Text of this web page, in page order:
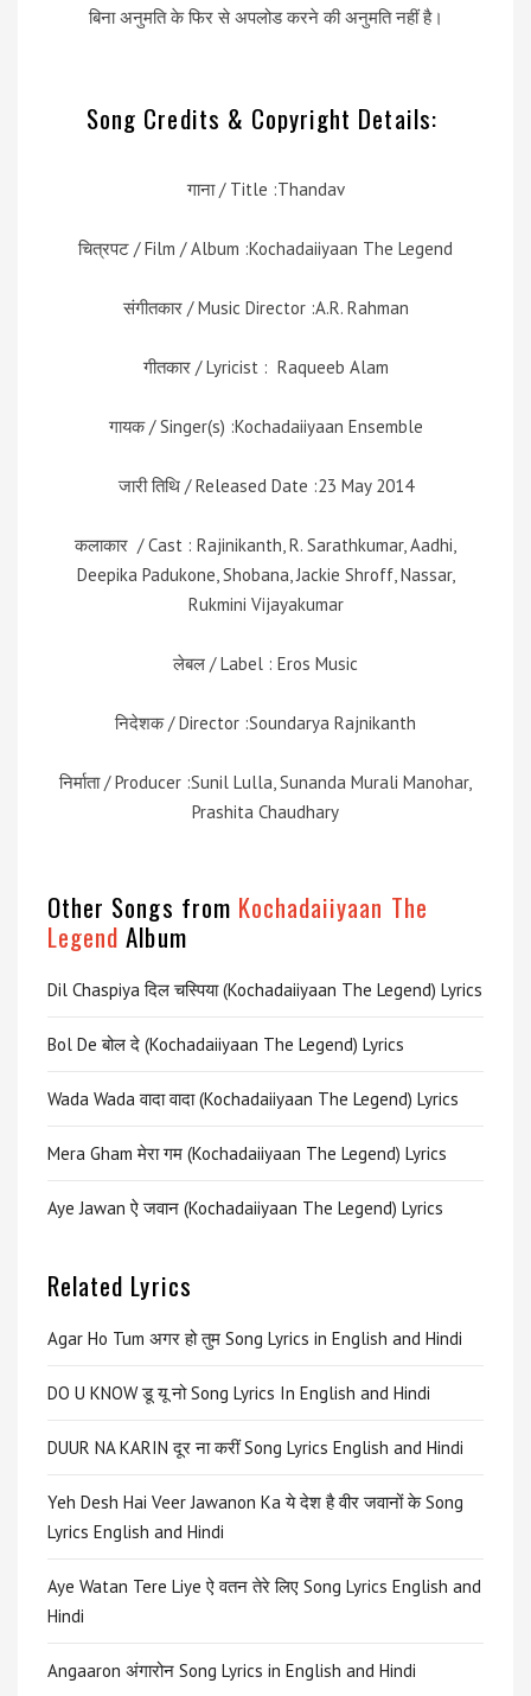
बिना अनुमति के फिर से अपलोड करने की अनुमति नहीं है।
Song Credits & Copyright Details:
गाना / Title :Thandav
चित्रपट / Film / Album :Kochadaiiyaan The Legend
संगीतकार / Music Director :A.R. Rahman
गीतकार / Lyricist : Raqueeb Alam
गायक / Singer(s) :Kochadaiiyaan Ensemble
जारी तिथि / Released Date :23 May 2014
कलाकार / Cast : Rajinikanth, R. Sarathkumar, Aadhi,
Deepika Padukone, Shobana, Jackie Shroff, Nassar,
Rukmini Vijayakumar
लेबल / Label : Eros Music
निदेशक / Director :Soundarya Rajnikanth
निर्माता / Producer :Sunil Lulla, Sunanda Murali Manohar,
Prashita Chaudhary
Other Songs from Kochadaiiyaan The
Legend Album
Dil Chaspiya दिल चस्पिया (Kochadaiiyaan The Legend) Lyrics
Bol De बोल दे (Kochadaiiyaan The Legend) Lyrics
Wada Wada वादा वादा (Kochadaiiyaan The Legend) Lyrics
Mera Gham मेरा गम (Kochadaiiyaan The Legend) Lyrics
Aye Jawan ऐ जवान (Kochadaiiyaan The Legend) Lyrics
Related Lyrics
Agar Ho Tum अगर हो तुम Song Lyrics in English and Hindi
DO U KNOW डू यू नो Song Lyrics In English and Hindi
DUUR NA KARIN दूर ना करीं Song Lyrics English and Hindi
Yeh Desh Hai Veer Jawanon Ka ये देश है वीर जवानों के Song
Lyrics English and Hindi
Aye Watan Tere Liye ऐ वतन तेरे लिए Song Lyrics English and
Hindi
Angaaron अंगारोन Song Lyrics in English and Hindi